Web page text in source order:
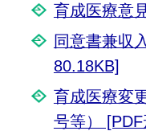
育成医療意
同意書兼収
80.18KB]
育成医療変
号等）